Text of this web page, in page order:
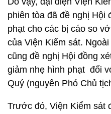
phiên tòa đã đề nghị Hội
phạt cho các bị cáo so
của Viện Kiểm sát.
cũng đề nghị Hội đồng
giảm nhẹ hình phạt đối
Quý (nguyên Phó Chủ
Trước đó, Viện Kiểm sát